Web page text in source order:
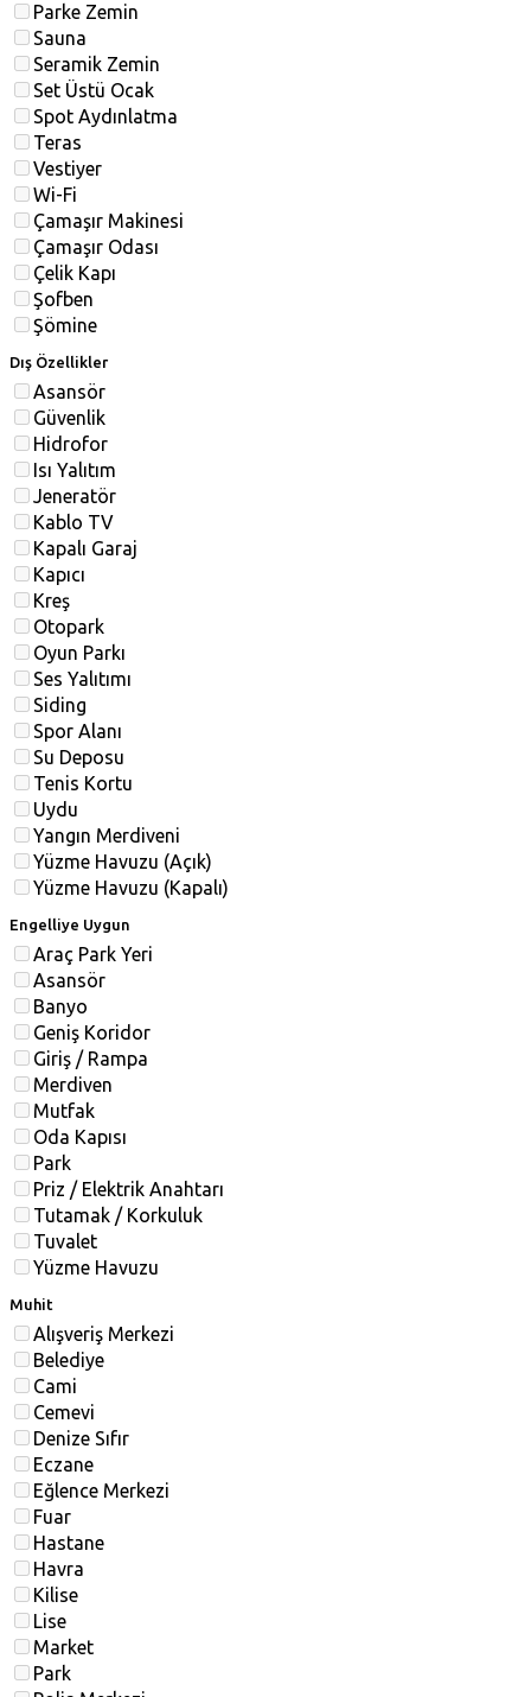
Parke Zemin
Sauna
Seramik Zemin
Set Üstü Ocak
Spot Aydınlatma
Teras
Vestiyer
Wi-Fi
Çamaşır Makinesi
Çamaşır Odası
Çelik Kapı
Şofben
Şömine
Dış Özellikler
Asansör
Güvenlik
Hidrofor
Isı Yalıtım
Jeneratör
Kablo TV
Kapalı Garaj
Kapıcı
Kreş
Otopark
Oyun Parkı
Ses Yalıtımı
Siding
Spor Alanı
Su Deposu
Tenis Kortu
Uydu
Yangın Merdiveni
Yüzme Havuzu (Açık)
Yüzme Havuzu (Kapalı)
Engelliye Uygun
Araç Park Yeri
Asansör
Banyo
Geniş Koridor
Giriş / Rampa
Merdiven
Mutfak
Oda Kapısı
Park
Priz / Elektrik Anahtarı
Tutamak / Korkuluk
Tuvalet
Yüzme Havuzu
Muhit
Alışveriş Merkezi
Belediye
Cami
Cemevi
Denize Sıfır
Eczane
Eğlence Merkezi
Fuar
Hastane
Havra
Kilise
Lise
Market
Park